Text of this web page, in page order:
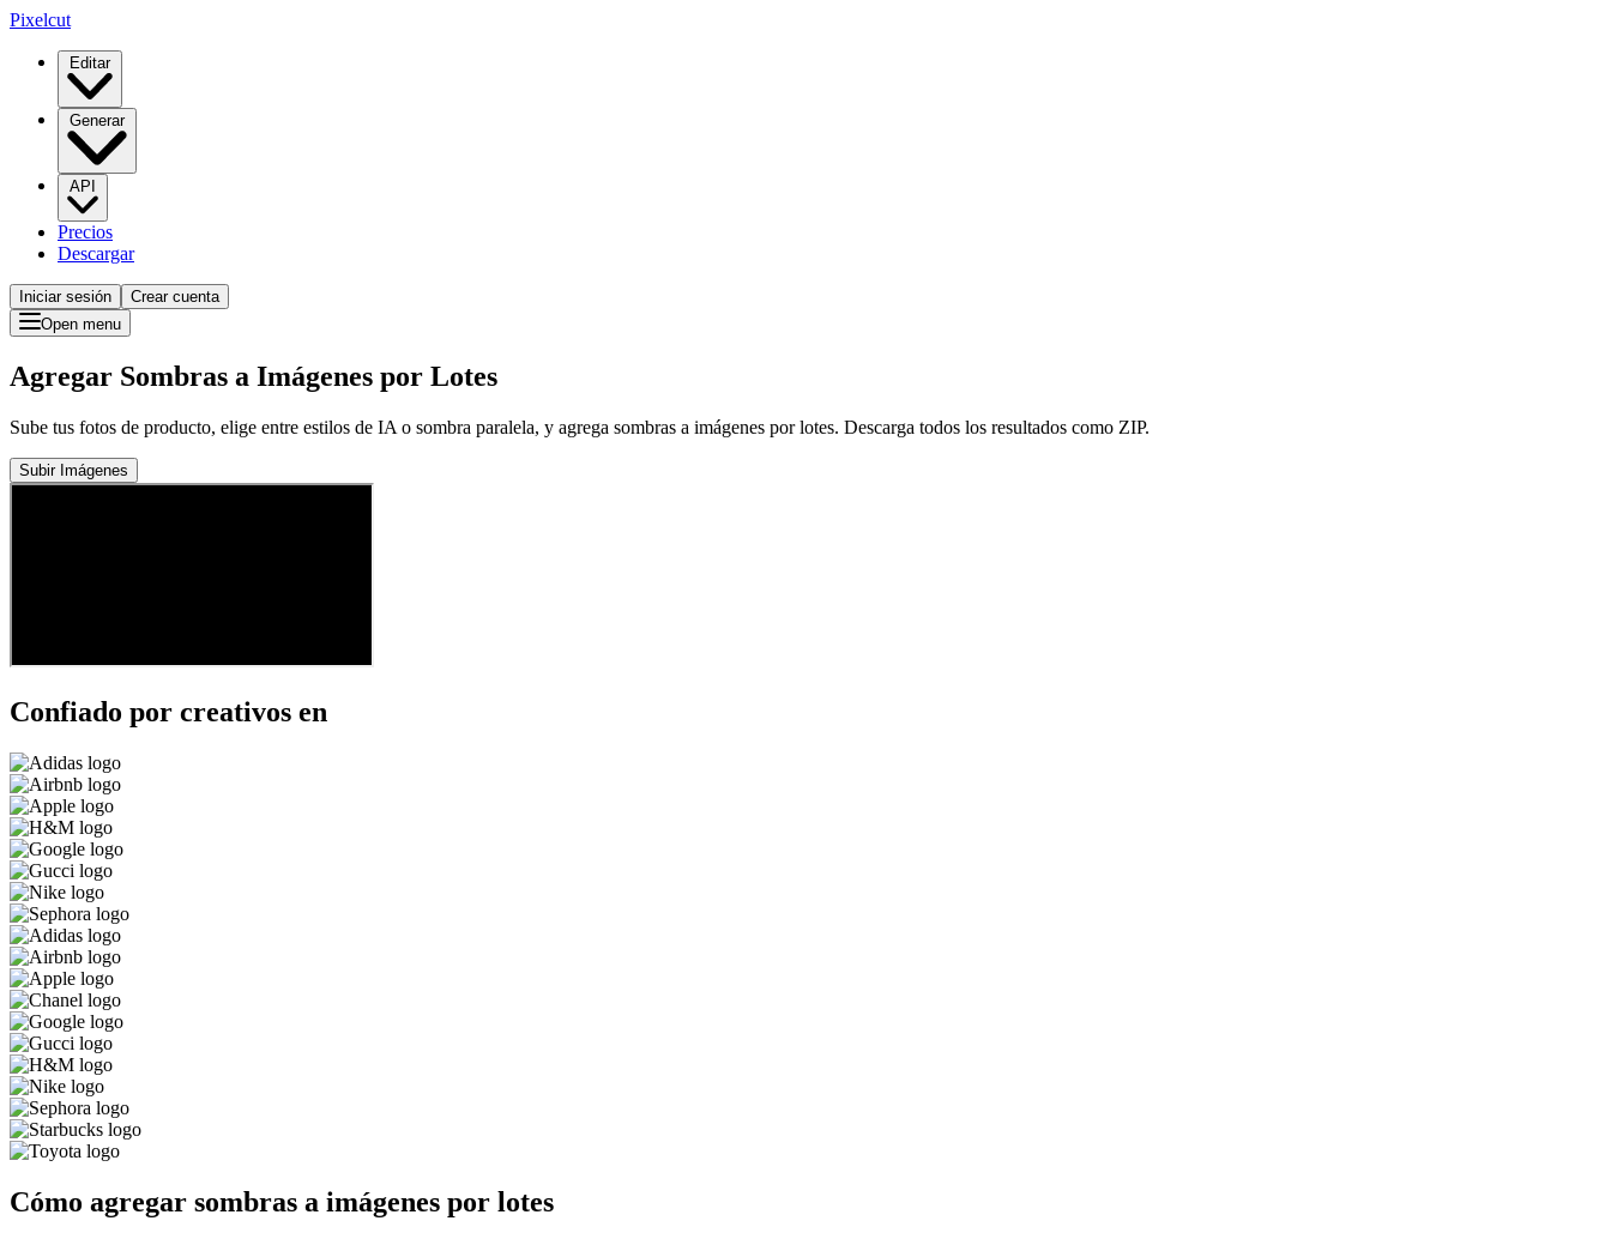
Pixelcut
Editar
Generar
API
Precios
Descargar
Iniciar sesión
Crear cuenta
Open menu
Agregar Sombras a Imágenes por Lotes
Sube tus fotos de producto, elige entre estilos de IA o sombra paralela, y agrega sombras a imágenes por lotes. Descarga todos los resultados como ZIP.
Subir Imágenes
Confiado por creativos en
Cómo agregar sombras a imágenes por lotes